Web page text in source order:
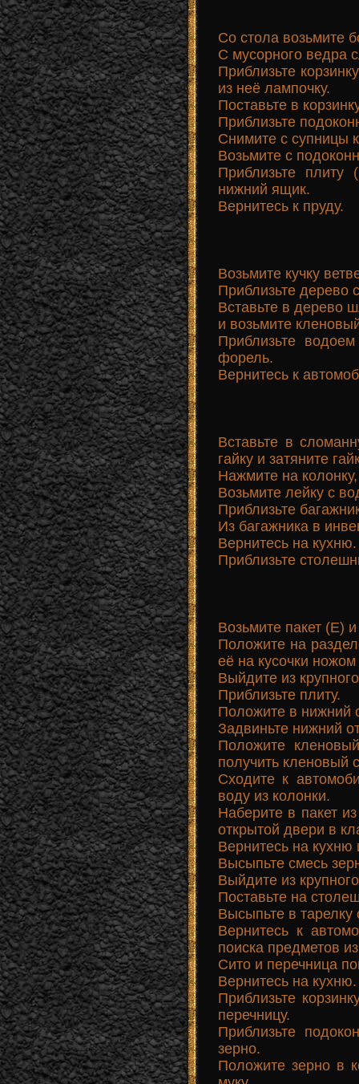
Со стола возьмите
С мусорного ведра
Приблизьте
из неё лампочку.
Поставьте в
Приблизьте
Снимите с супницы
Возьмите с
Приблизьте плиту
нижний ящик.
Вернитесь к пруду.
Возьмите кучку
Приблизьте дерево
Вставьте в дерево
и возьмите
Приблизьте
форель.
Вернитесь к
Вставьте в
гайку и затяните
Нажмите на
Возьмите лейку с
Приблизьте
Из багажника в
Вернитесь на кухню.
Приблизьте
Возьмите пакет (Е)
Положите на
её на кусочки
Выйдите из
Приблизьте плиту.
Положите в нижний
Задвиньте нижний
Положите
получить кленовый
Сходите к
воду из колонки.
Наберите в пакет
открытой двери в
Вернитесь на кухню
Высыпьте смесь
Выйдите из
Поставьте на
Высыпьте в тарелку
Вернитесь к
поиска предметов
Сито и перечница
Вернитесь на кухню.
Приблизьте
перечницу.
Приблизьте
зерно.
Положите зерно в